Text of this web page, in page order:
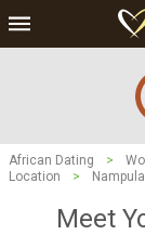
African Dating >
Location
> Nampula
Meet